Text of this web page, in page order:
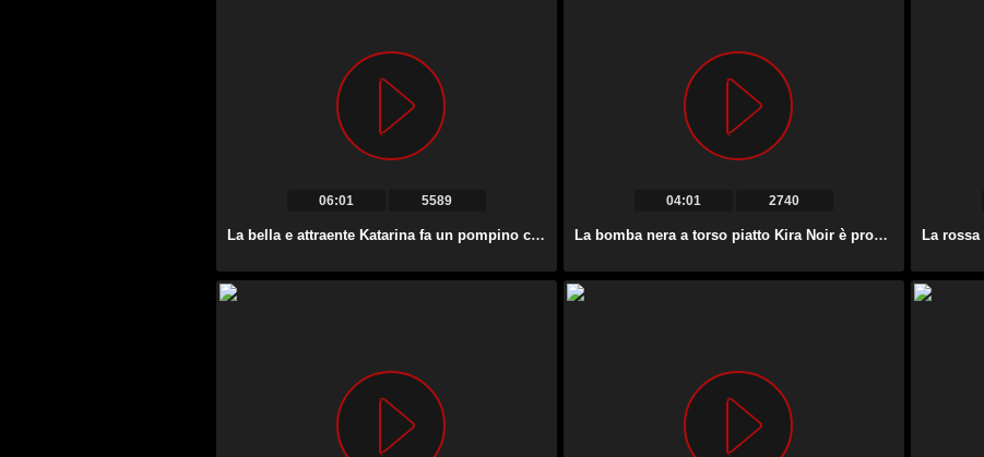
06:01 5589
La bella e attraente Katarina fa un pompino così splendido per lo sperma appiccicoso.
04:01 2740
La bomba nera a torso piatto Kira Noir è pronta per il bondage e il pompino.